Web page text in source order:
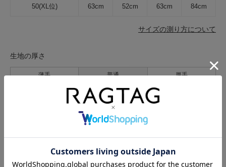
50(XL位) 63cm 52cm 63cm 84cm
サイズの測り方について
生地の厚さ
薄手 普通 厚手